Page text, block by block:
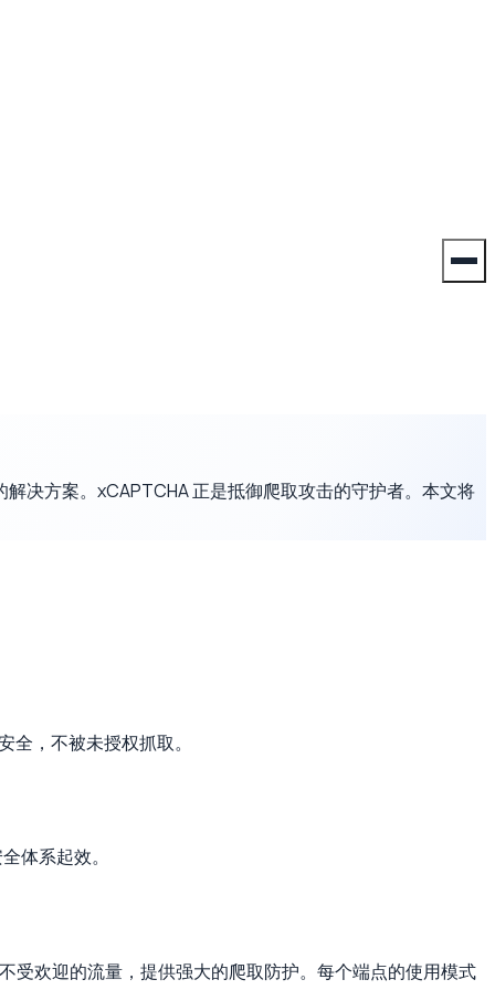
决方案。xCAPTCHA 正是抵御爬取攻击的守护者。本文将
，不被未授权抓取。
体系起效。
受欢迎的流量，提供强大的爬取防护。每个端点的使用模式